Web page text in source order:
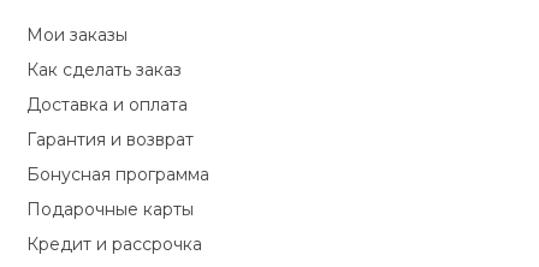
Мои заказы
Как сделать заказ
Доставка и оплата
Гарантия и возврат
Бонусная программа
Подарочные карты
Кредит и рассрочка